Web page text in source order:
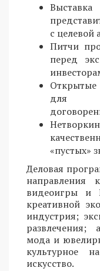
с целевой
Питчи
перед
для
«пустых»
Деловая
направления
видеоигры и
креативной
индустрия;
развлечения;
мода и
культурное
искусство.